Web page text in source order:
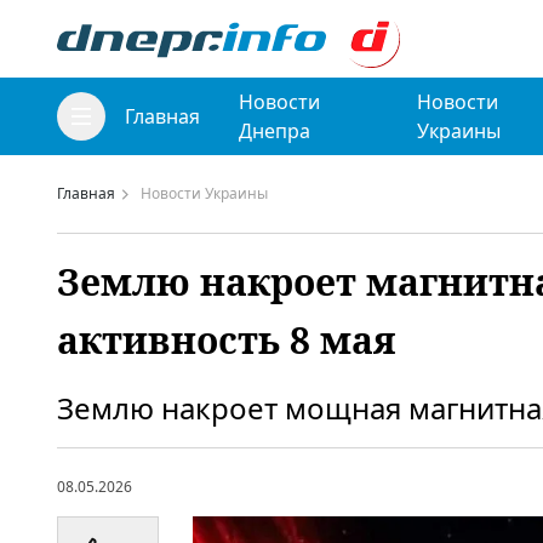
Главная
Новости
Днепра
Новости
Украины
Главная Новости Украины
Землю накроет
активность 8 мая
Землю накроет мощная
08.05.2026